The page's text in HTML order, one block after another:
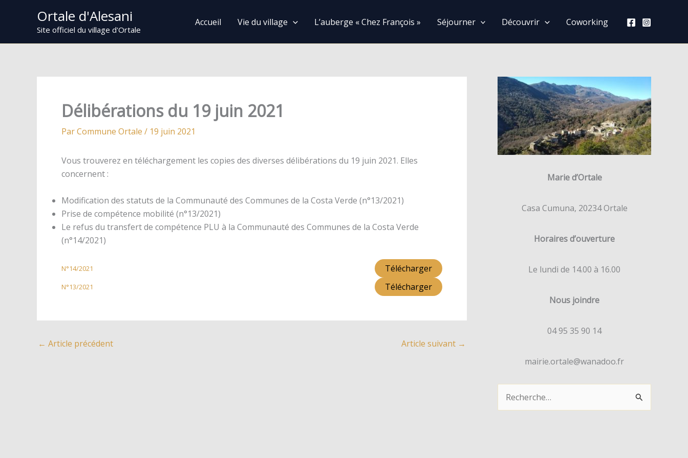
Ortale d'Alesani
Site officiel du village d'Ortale
Accueil Vie du village L’auberge « Chez François » Séjourner Découvrir Coworking
Délibérations du 19 juin 2021
ParCommune Ortale / 19 juin 2021
Vous trouverez en téléchargement les copies des diverses délibérations du 19 juin 2021. Elles
concernent :
Modification des statuts de la Communauté des Communes de la Costa Verde (n°13/2021)
Prise de compétence mobilité (n°13/2021)
Le refus du transfert de compétence PLU à la Communauté des Communes de la Costa Verde
(n°14/2021)
N°14/2021 Télécharger
N°13/2021 Télécharger
← Article précédent Article suivant →
Marie d’Ortale
Casa Cumuna, 20234 Ortale
Horaires d’ouverture
Le lundi de 14.00 à 16.00
Nous joindre
04 95 35 90 14
mairie.ortale@wanadoo.fr
e